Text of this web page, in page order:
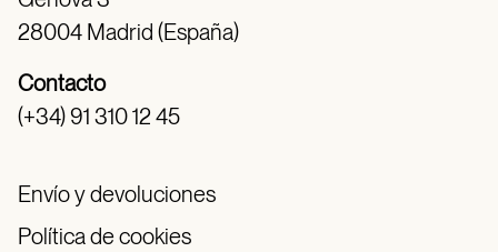
28004 Madrid (España)
Contacto
(+34) 91 310 12 45
Envío y devoluciones
Política de cookies